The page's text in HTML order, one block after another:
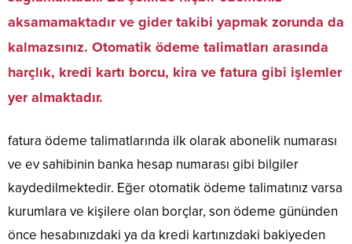
aksamamaktadır ve gider takibi yapmak zorunda da
kalmazsınız. Otomatik ödeme talimatları arasında
harçlık, kredi kartı borcu, kira ve fatura gibi işlemler
yer almaktadır.
fatura ödeme talimatlarında ilk olarak abonelik numarası
ve ev sahibinin banka hesap numarası gibi bilgiler
kaydedilmektedir. Eğer otomatik ödeme talimatınız varsa
kurumlara ve kişilere olan borçlar, son ödeme gününden
önce hesabınızdaki ya da kredi kartınızdaki bakiyeden